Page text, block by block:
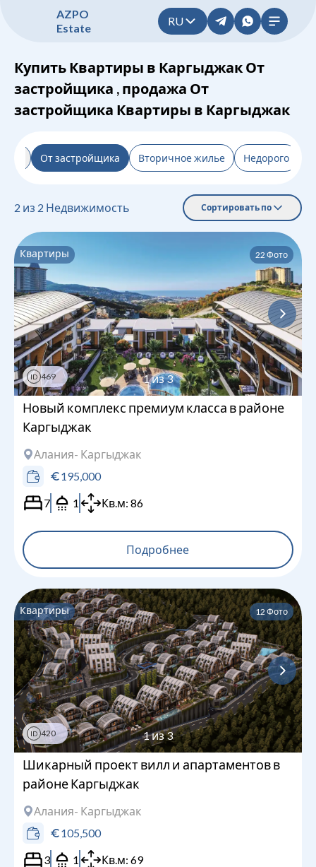
AZPO
Estate
RU
Купить Квартиры в Каргыджак От
застройщика , продажа От
застройщика Квартиры в Каргыджак
Вторичное жилье Недорого
От застройщика
2 из 2 Недвижимость Сортировать по
Квартиры 22 Фото
ID 469 1из3
Новый комплекс премиум класса в районе
Каргыджак
Алания- Каргыджак
195,000
7
1 Кв.м: 86
Подробнее
Квартиры 12 Фото
ID 420 1из3
Шикарный проект вилл и апартаментов в
районе Каргыджак
Алания- Каргыджак
105,500
3
1 Кв.м: 69